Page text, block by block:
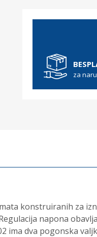
za
konstruiranih za
napona
dva pogonska